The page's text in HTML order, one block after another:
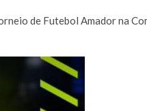
de Futebol Amador na